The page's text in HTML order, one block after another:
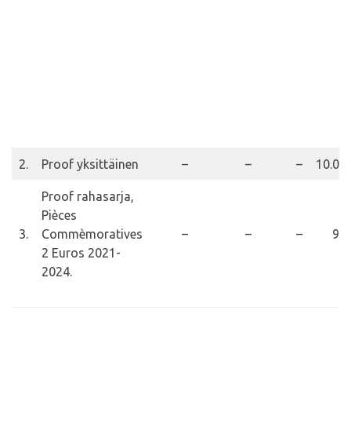
2. Proof yksittäinen – – –
3.
Proof rahasarja,
Pièces
Commèmoratives
2 Euros 2021-
2024.
– – –